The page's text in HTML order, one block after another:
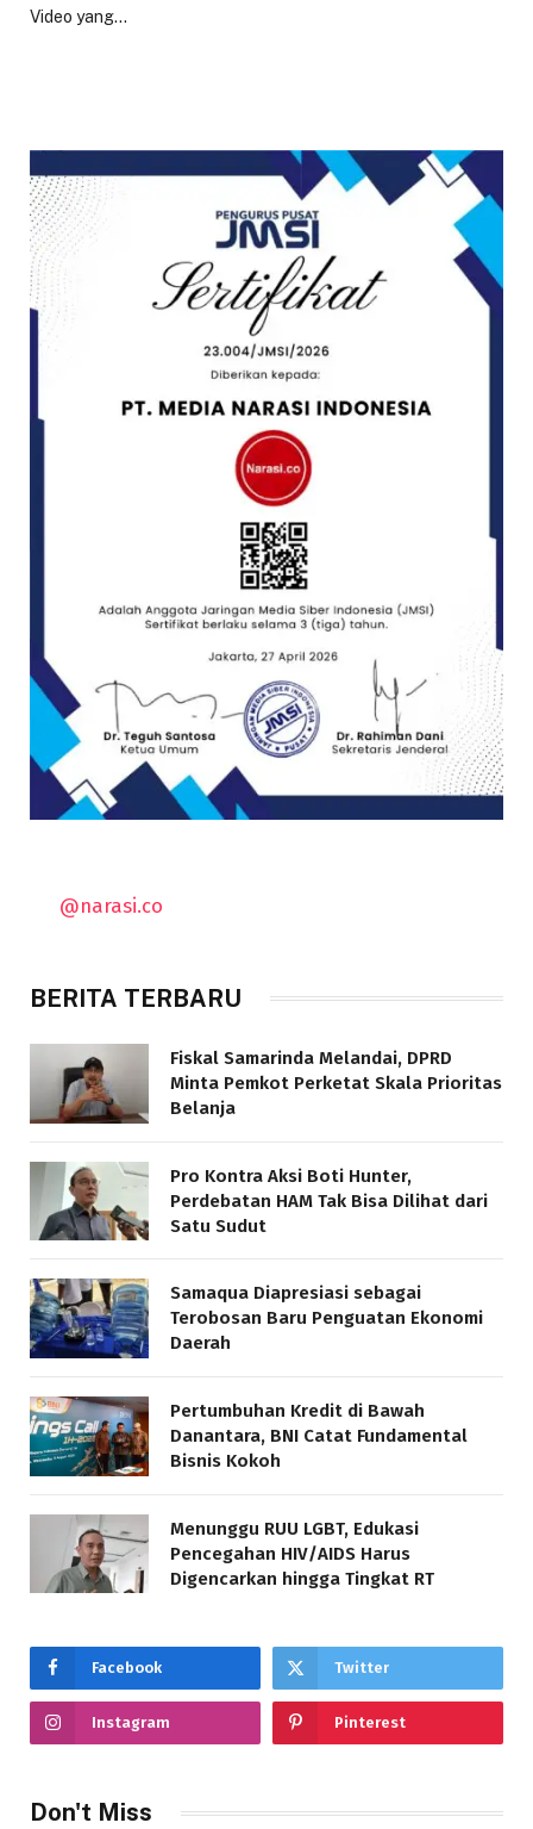
Video yang…
@narasi.co
BERITA TERBARU
Fiskal Samarinda Melandai, DPRD
Minta Pemkot Perketat Skala Prioritas
Belanja
Pro Kontra Aksi Boti Hunter,
Perdebatan HAM Tak Bisa Dilihat dari
Satu Sudut
Samaqua Diapresiasi sebagai
Terobosan Baru Penguatan Ekonomi
Daerah
Pertumbuhan Kredit di Bawah
Danantara, BNI Catat Fundamental
Bisnis Kokoh
Menunggu RUU LGBT, Edukasi
Pencegahan HIV/AIDS Harus
Digencarkan hingga Tingkat RT
Facebook Twitter
Instagram Pinterest
Don't Miss